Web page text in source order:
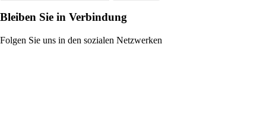
Bleiben Sie in Verbindung
Folgen Sie uns in den sozialen Netzwerken